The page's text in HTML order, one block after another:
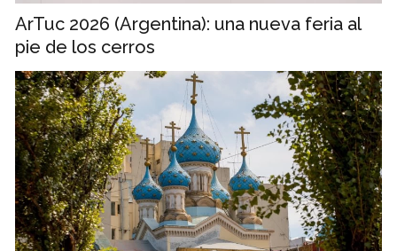
ArTuc 2026 (Argentina): una nueva feria al
pie de los cerros